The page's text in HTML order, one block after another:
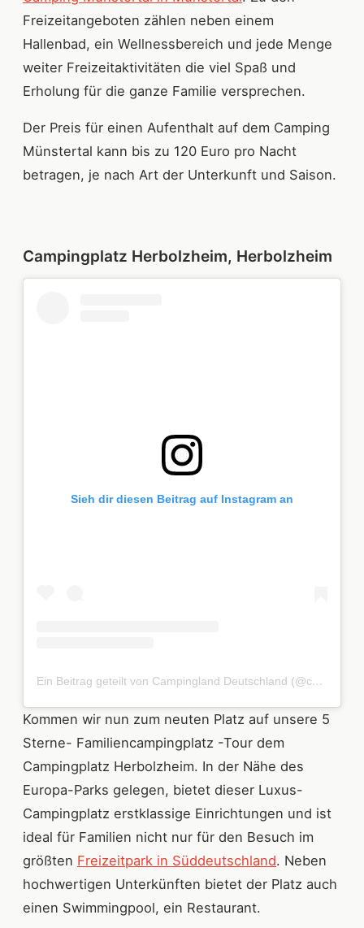
Freizeitangeboten zählen neben einem
Hallenbad, ein Wellnessbereich und jede Menge
weiter Freizeitaktivitäten die viel Spaß und
Erholung für die ganze Familie versprechen.
Der Preis für einen Aufenthalt auf dem Camping
Münstertal kann bis zu 120 Euro pro Nacht
betragen, je nach Art der Unterkunft und Saison.
Campingplatz Herbolzheim, Herbolzheim
Sieh dir diesen Beitrag auf Instagram an
Ein Beitrag geteilt von Campingland Deutschland (@campinglanddeutschland)
Kommen wir nun zum neuten Platz auf unsere 5
Sterne- Familiencampingplatz -Tour dem
Campingplatz Herbolzheim. In der Nähe des
Europa-Parks gelegen, bietet dieser Luxus-
Campingplatz erstklassige Einrichtungen und ist
ideal für Familien nicht nur für den Besuch im
größten Freizeitpark in Süddeutschland. Neben
hochwertigen Unterkünften bietet der Platz auch
einen Swimmingpool, ein Restaurant.